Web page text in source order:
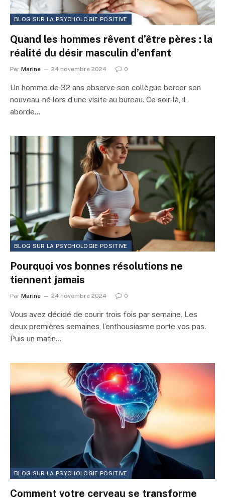
BLOG SUR LA PSYCHOLOGIE POSITIVE
Quand les hommes rêvent d’être pères : la
réalité du désir masculin d’enfant
Par Marine 24 novembre 2024 0
Un homme de 32 ans observe son collègue bercer son
nouveau-né lors d’une visite au bureau. Ce soir-là, il
aborde…
BLOG SUR LA PSYCHOLOGIE POSITIVE
Pourquoi vos bonnes résolutions ne
tiennent jamais
Par Marine 24 novembre 2024 0
Vous avez décidé de courir trois fois par semaine. Les
deux premières semaines, l’enthousiasme porte vos pas.
Puis un matin…
BLOG SUR LA PSYCHOLOGIE POSITIVE
Comment votre cerveau se transforme